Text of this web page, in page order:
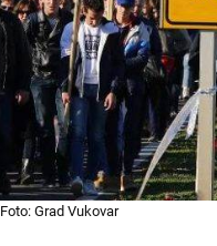
Foto: Grad Vukovar